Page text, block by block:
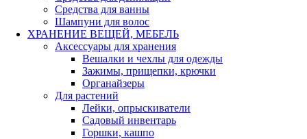
Средства для ванны
Шампуни для волос
ХРАНЕНИЕ ВЕЩЕЙ, МЕБЕЛЬ
Аксессуары для хранения
Вешалки и чехлы для одежды
Зажимы, прищепки, крючки
Органайзеры
Для растений
Лейки, опрыскиватели
Садовый инвентарь
Горшки, кашпо